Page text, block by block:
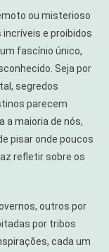
Incríveis
No
Mundo
Que
Poucos
Conseguem
Visitar
ou misterioso
e proibidos
fascínio único,
Seja por
segredos
parecem
a maioria de nós,
pisar onde poucos
refletir sobre os
outros por
por tribos
cada um